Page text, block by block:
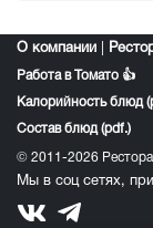
О компании
Работа в Томато 👍
Калорийность блюд
Состав блюд (pdf.)
© 2011-2026
Мы в соц сетях,